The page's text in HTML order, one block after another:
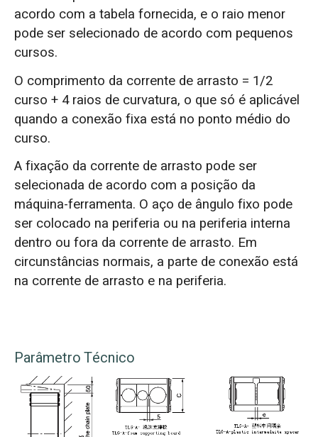
acordo com a tabela fornecida, e o raio menor
pode ser selecionado de acordo com pequenos
cursos.
O comprimento da corrente de arrasto = 1/2
curso + 4 raios de curvatura, o que só é aplicável
quando a conexão fixa está no ponto médio do
curso.
A fixação da corrente de arrasto pode ser
selecionada de acordo com a posição da
máquina-ferramenta. O aço de ângulo fixo pode
ser colocado na periferia ou na periferia interna
dentro ou fora da corrente de arrasto. Em
circunstâncias normais, a parte de conexão está
na corrente de arrasto e na periferia.
Parâmetro Técnico